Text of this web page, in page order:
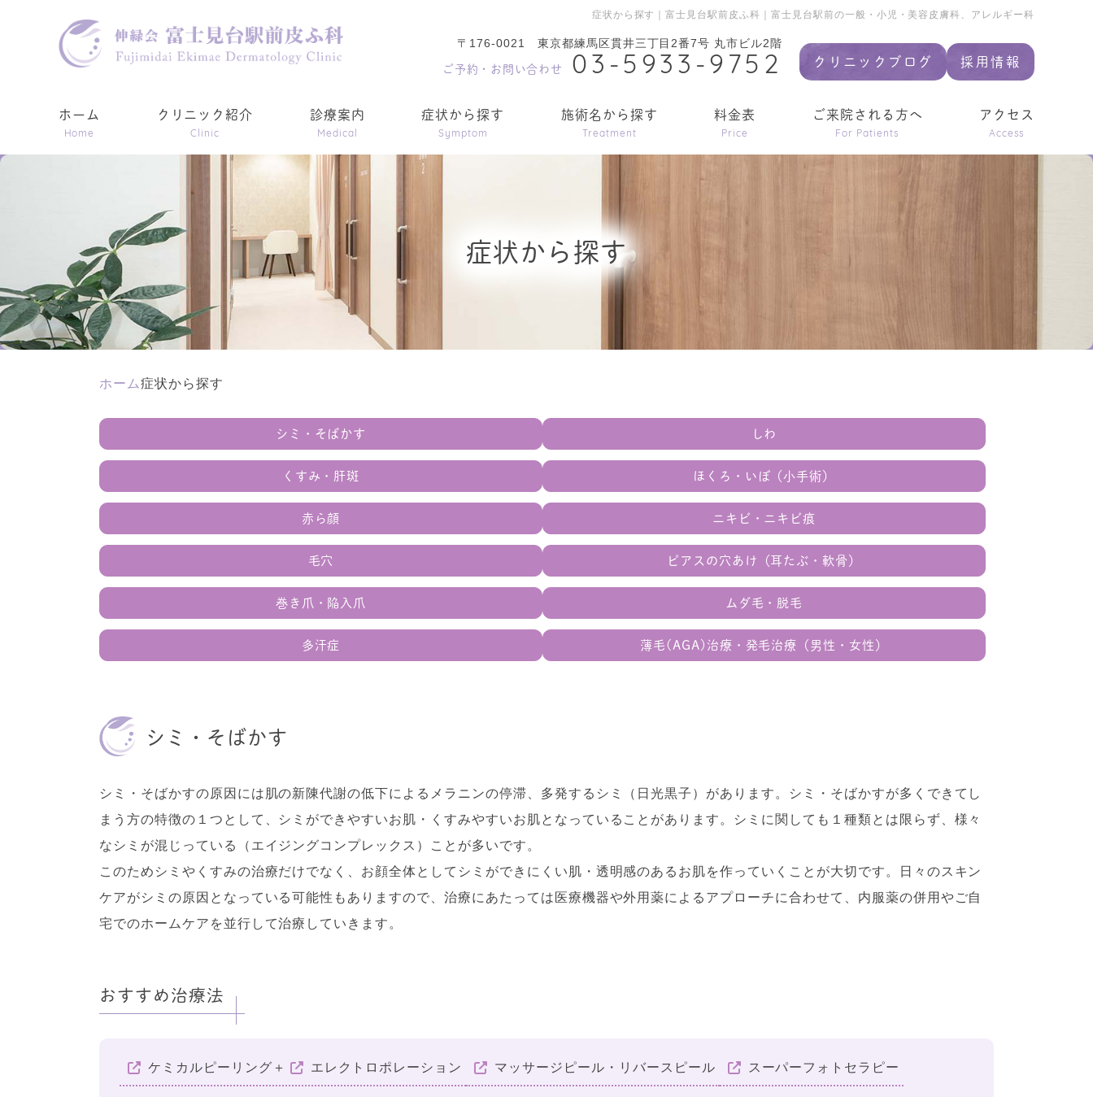
クリニックブログ 採用情報
症状から探す｜富士見台駅前皮ふ科｜富士見台駅前の一般・小児・美容皮膚科、アレルギー科
〒176-0021 東京都練馬区貫井三丁目2番7号 丸市ビル2階
ご予約・お問い合わせ 03-5933-9752
ホーム
Home
クリニック紹介
Clinic
診療案内
Medical
症状から探す
Symptom
施術名から探す
Treatment
料金表
Price
ご来院される方へ
For Patients
アクセス
Access
症状から探す
ホーム症状から探す
シミ・そばかす しわ
くすみ・肝斑 ほくろ・いぼ（小手術）
赤ら顔 ニキビ・ニキビ痕
毛穴 ピアスの穴あけ（耳たぶ・軟骨）
巻き爪・陥入爪 ムダ毛・脱毛
多汗症 薄毛(AGA)治療・発毛治療（男性・女性）
シミ・そばかす
シミ・そばかすの原因には肌の新陳代謝の低下によるメラニンの停滞、多発するシミ（日光黒子）があります。シミ・そばかすが多くできてし
まう方の特徴の１つとして、シミができやすいお肌・くすみやすいお肌となっていることがあります。シミに関しても１種類とは限らず、様々
なシミが混じっている（エイジングコンプレックス）ことが多いです。
このためシミやくすみの治療だけでなく、お顔全体としてシミができにくい肌・透明感のあるお肌を作っていくことが大切です。日々のスキン
ケアがシミの原因となっている可能性もありますので、治療にあたっては医療機器や外用薬によるアプローチに合わせて、内服薬の併用やご自
宅でのホームケアを並行して治療していきます。
おすすめ治療法
ケミカルピーリング ＋ エレクトロポレーション マッサージピール・リバースピール スーパーフォトセラピー